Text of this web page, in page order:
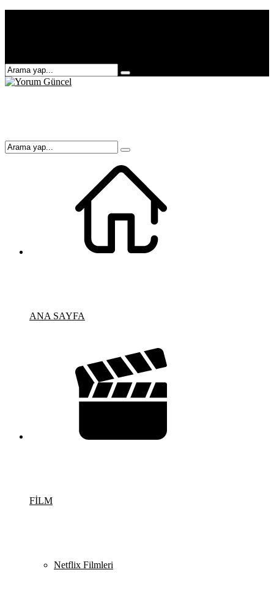
ANA SAYFA
FİLM
Netflix Filmleri